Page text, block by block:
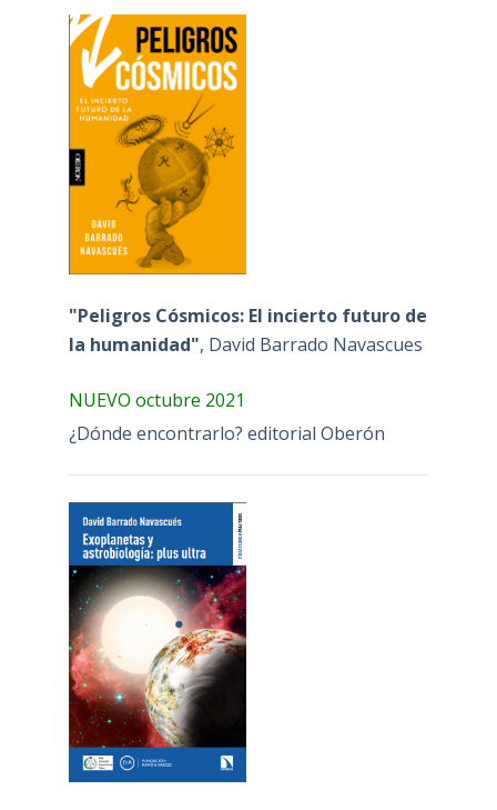
"Peligros Cósmicos: El incierto futuro de
la humanidad", David Barrado Navascues
NUEVO octubre 2021
¿Dónde encontrarlo? editorial Oberón